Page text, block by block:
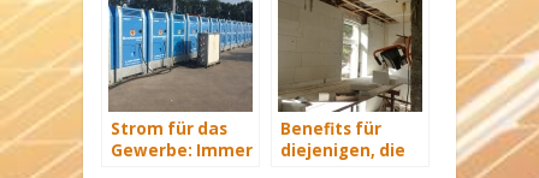
Strom für das
Gewerbe: Immer
Benefits für
diejenigen, die